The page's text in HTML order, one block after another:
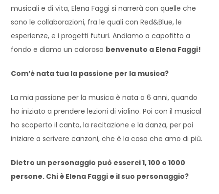
musicali e di vita, Elena Faggi si narrerà con quelle che
sono le collaborazioni, fra le quali con Red&Blue, le
esperienze, e i progetti futuri. Andiamo a capofitto a
fondo e diamo un caloroso benvenuto a Elena Faggi!
Com’è nata tua la passione per la musica?
La mia passione per la musica è nata a 6 anni, quando
ho iniziato a prendere lezioni di violino. Poi con il musical
ho scoperto il canto, la recitazione e la danza, per poi
iniziare a scrivere canzoni, che è la cosa che amo di più.
Dietro un personaggio può esserci 1, 100 o 1000
persone. Chi è Elena Faggi e il suo personaggio?